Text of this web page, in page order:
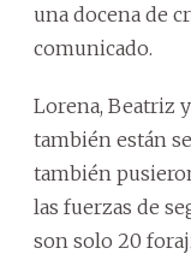
una docena de
comunicado.
Lorena, Beatriz
también están
también
las fuerzas de
son solo 20